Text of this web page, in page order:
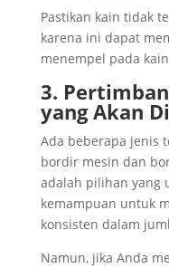
Pastikan kain tidak
karena ini dapat
menempel pada
3.
yang Akan
Ada beberapa jenis
bordir mesin dan
adalah pilihan yang
kemampuan untuk
konsisten dalam
Namun, jika Anda